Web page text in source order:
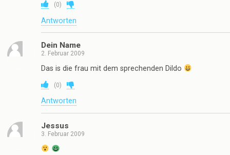
(0)
Antworten
Dein Name
2. Februar 2009
Das is die frau mit dem sprechenden Dildo
(0)
Antworten
Jessus
3. Februar 2009